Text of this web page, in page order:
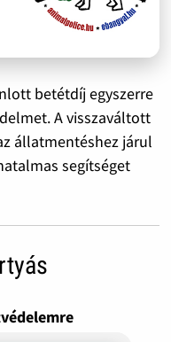
betétdíj egyszerre
A visszaváltott
állatmentéshez járul
segítséget